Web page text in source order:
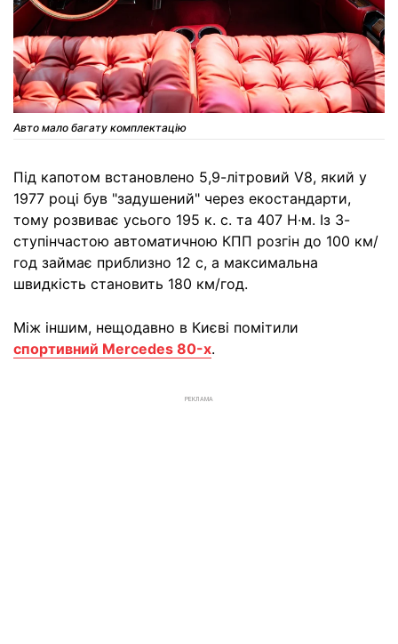
Авто мало багату комплектацію
Під капотом встановлено 5,9-літровий V8, який у
1977 році був "задушений" через екостандарти,
тому розвиває усього 195 к. с. та 407 Н∙м. Із 3-
ступінчастою автоматичною КПП розгін до 100 км/
год займає приблизно 12 с, а максимальна
швидкість становить 180 км/год.
Між іншим, нещодавно в Києві помітили
спортивний Mercedes 80-х.
РЕКЛАМА